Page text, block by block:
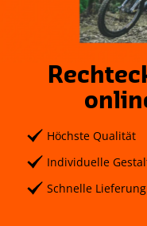
Höchste Qualität
Individuelle
Schnelle Lieferung